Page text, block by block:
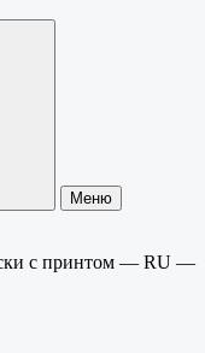
Меню
с принтом — RU —